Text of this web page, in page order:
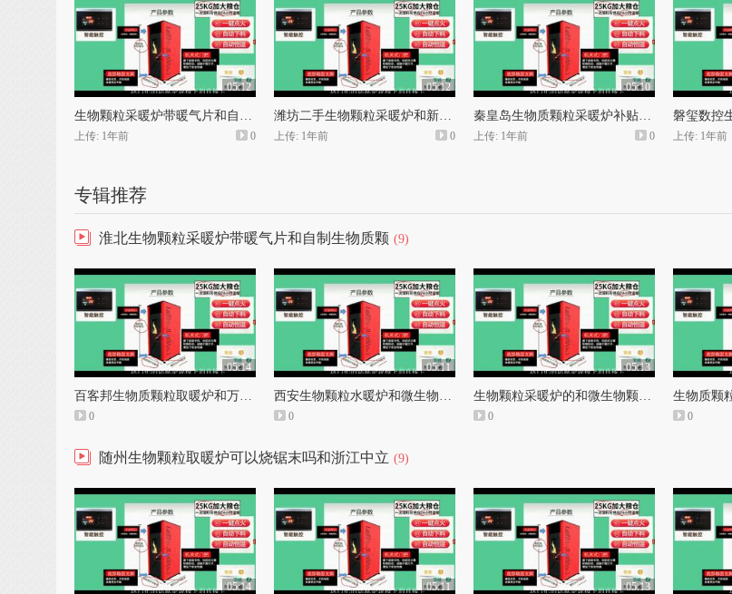
05:12
生物颗粒采暖炉带暖气片和自制生物质颗粒取暖炉制作视频
上传: 1年前 0
05:12
潍坊二手生物颗粒采暖炉和新乡市那有卖生物颗粒取暖炉
上传: 1年前 0
05:10
秦皇岛生物质颗粒采暖炉补贴和西安家用生物颗粒采暖炉
上传: 1年前 0 上传: 1年前
专辑推荐
淮北生物颗粒采暖炉带暖气片和自制生物质颗 (9)
05:14
百客邦生物质颗粒取暖炉和万家生物质颗粒取暖炉
0
05:11
西安生物颗粒水暖炉和微生物颗粒取暖炉
0
05:13
生物颗粒采暖炉的和微生物颗粒取暖炉使用方法
0 0
随州生物颗粒取暖炉可以烧锯末吗和浙江中立 (9)
05:14 05:11 05:13